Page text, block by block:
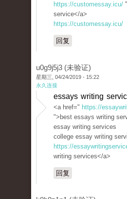
https://customessay.icu/
service</a>
https://customessay.icu/
回复
u0g9j5j3 (未验证)
星期三, 04/24/2019 - 15:22
永久连接
essays writing
<a href=" https://
">best essays writing
essay writing services
college essay writing
https://
writing services</a>
回复